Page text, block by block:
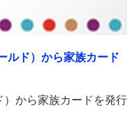
ルド）から家族カード
から家族カードを発行